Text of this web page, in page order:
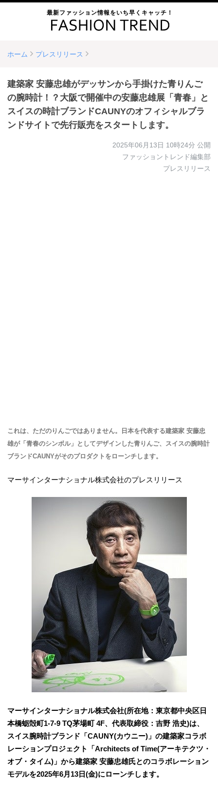
最新ファッション情報をいち早くキャッチ！
ホーム プレスリリース
建築家 安藤忠雄がデッサンから手掛けた青りんご
の腕時計！？大阪で開催中の安藤忠雄展「青春」と
スイスの時計ブランドCAUNYのオフィシャルブラ
ンドサイトで先行販売をスタートします。
2025年06月13日 10時24分 公開
ファッショントレンド編集部
プレスリリース
これは、ただのりんごではありません。日本を代表する建築家 安藤忠
雄が「青春のシンボル」としてデザインした青りんご、スイスの腕時計
ブランドCAUNYがそのプロダクトをローンチします。
マーサインターナショナル株式会社のプレスリリース
マーサインターナショナル株式会社(所在地：東京都中央区日
本橋蛎殻町1-7-9 TQ茅場町 4F、代表取締役：吉野 浩史)は、
スイス腕時計ブランド「CAUNY(カウニー)」の建築家コラボ
レーションプロジェクト「Architects of Time(アーキテクツ・
オブ・タイム)」から建築家 安藤忠雄氏とのコラボレーション
モデルを2025年6月13日(金)にローンチします。